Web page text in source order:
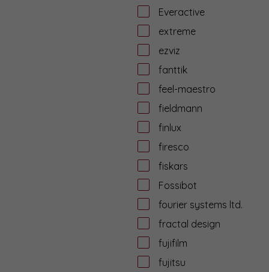
Everactive
extreme
ezviz
fanttik
feel-maestro
fieldmann
finlux
firesco
fiskars
Fossibot
fourier systems ltd.
fractal design
fujifilm
fujitsu